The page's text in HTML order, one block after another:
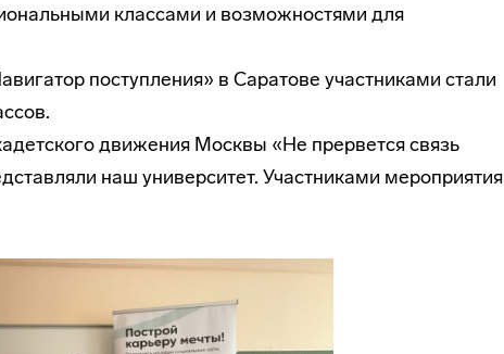
классами и возможностями для
поступления» в Саратове участниками стали
движения Москвы «Не прервется связь
наш университет. Участниками мероприятия